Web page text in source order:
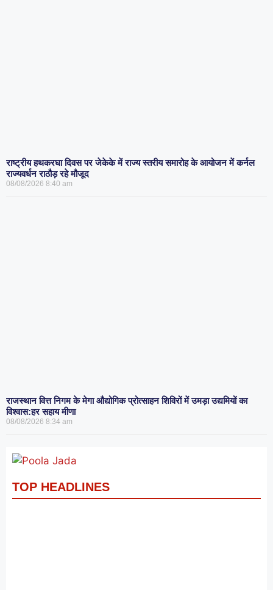
राष्ट्रीय हथकरघा दिवस पर जेकेके में राज्य स्तरीय समारोह के आयोजन में कर्नल
राज्यवर्धन राठौड़ रहे मौजूद
08/08/2026 8:40 am
राजस्थान वित्त निगम के मेगा औद्योगिक प्रोत्साहन शिविरों में उमड़ा उद्यमियों का
विश्वास:हर सहाय मीणा
08/08/2026 8:34 am
TOP HEADLINES